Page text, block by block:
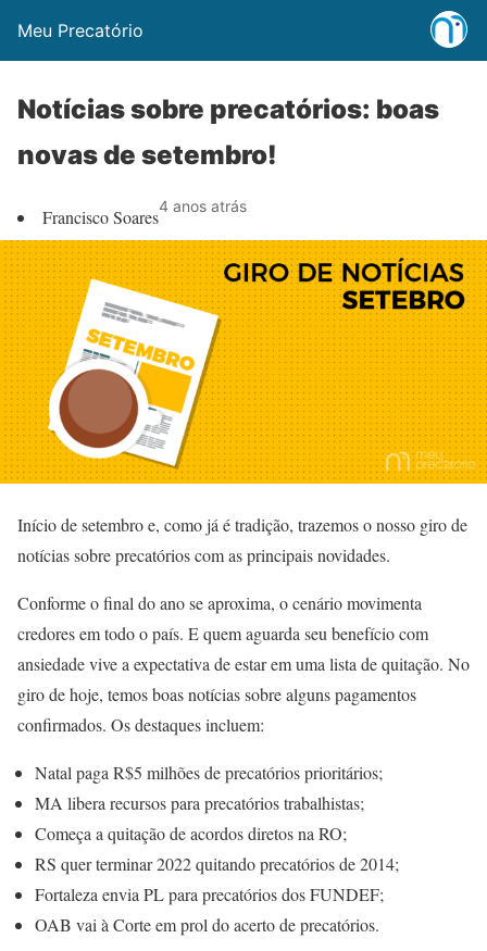
Meu Precatório
Notícias sobre precatórios: boas
novas de setembro!
Francisco Soares4 anos atrás
Início de setembro e, como já é tradição, trazemos o nosso giro de
notícias sobre precatórios com as principais novidades.
Conforme o final do ano se aproxima, o cenário movimenta
credores em todo o país. E quem aguarda seu benefício com
ansiedade vive a expectativa de estar em uma lista de quitação. No
giro de hoje, temos boas notícias sobre alguns pagamentos
confirmados. Os destaques incluem:
Natal paga R$5 milhões de precatórios prioritários;
MA libera recursos para precatórios trabalhistas;
Começa a quitação de acordos diretos na RO;
RS quer terminar 2022 quitando precatórios de 2014;
Fortaleza envia PL para precatórios dos FUNDEF;
OAB vai à Corte em prol do acerto de precatórios.